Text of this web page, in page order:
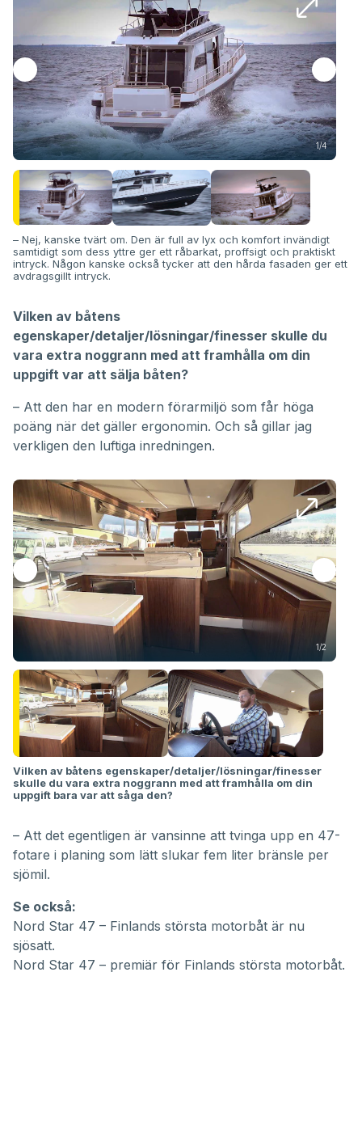
1/4
– Nej, kanske tvärt om. Den är full av lyx och komfort invändigt
samtidigt som dess yttre ger ett råbarkat, proffsigt och praktiskt
intryck. Någon kanske också tycker att den hårda fasaden ger ett
avdragsgillt intryck.
Vilken av båtens
egenskaper/detaljer/lösningar/finesser skulle du
vara extra noggrann med att framhålla om din
uppgift var att sälja båten?
– Att den har en modern förarmiljö som får höga
poäng när det gäller ergonomin. Och så gillar jag
verkligen den luftiga inredningen.
1/2
Vilken av båtens egenskaper/detaljer/lösningar/finesser
skulle du vara extra noggrann med att framhålla om din
uppgift bara var att såga den?
– Att det egentligen är vansinne att tvinga upp en 47-
fotare i planing som lätt slukar fem liter bränsle per
sjömil.
Se också:
Nord Star 47 – Finlands största motorbåt är nu
sjösatt.
Nord Star 47 – premiär för Finlands största motorbåt.